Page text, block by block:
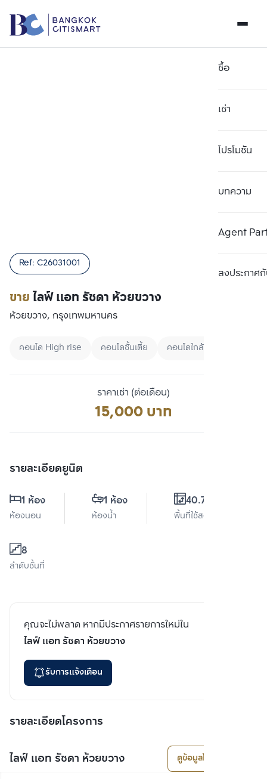
ซื้อ
เช่า
โปรโมชัน
บทความ
Agent
ลงประกาศกั
ขายไลฟ์ แอท รัชดา ห้วยขวาง
Ref: C26031001
ห้วยขวาง, กรุงเทพมหานคร
คอนโด High rise คอนโดชั้นเตี้ย คอนโดใกล้ MRT
ราคาเช่า (ต่อเดือน)
15,000 บาท
รายละเอียดยูนิต
1 ห้อง
ห้องนอน
1 ห้อง
ห้องน้ำ
40.79 ตร.ม.
พื้นที่ใช้สอย
8
ลำดับชั้นที่
คุณจะไม่พลาด หากมีประกาศรายการใหม่ใน
ไลฟ์ แอท รัชดา ห้วยขวาง
รับการแจ้งเตือน
รายละเอียดโครงการ
ไลฟ์ แอท รัชดา ห้วยขวาง ดูข้อมูลโครงการ
เปรียบเทียบ